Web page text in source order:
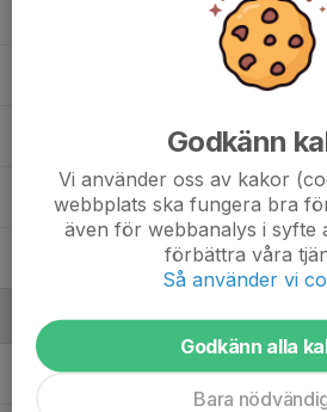
Leon Jonsson
Melvin Andreasson
Wille Åsberg
Ledare
Kristian JonssonLedare P13
Godkänn
Vi använder oss av kakor
webbplats ska fungera bra
även för webbanalys i syfte
förbättra våra
Så använder vi
Godkänn alla
Bara